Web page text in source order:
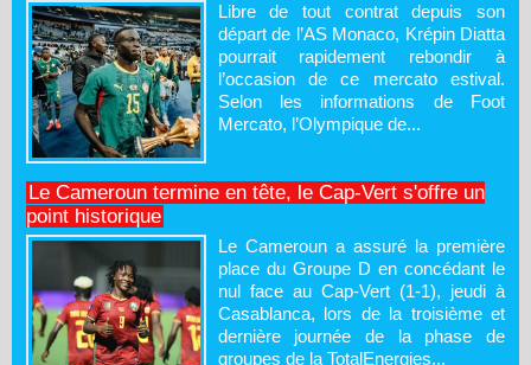
Libre de tout contrat depuis son
départ de l’AS Monaco, Krépin Diatta
pourrait rapidement rebondir à
l’occasion de ce mercato estival.
Selon les informations de Foot
Mercato, l’Olympique de...
Le Cameroun termine en tête, le Cap-Vert s'offre un
point historique
Le Cameroun a assuré la première
place du Groupe D en concédant le
nul face au Cap-Vert (1-1), jeudi à
Casablanca, lors de la troisième et
dernière journée de la phase de
groupes de la TotalEnergies...